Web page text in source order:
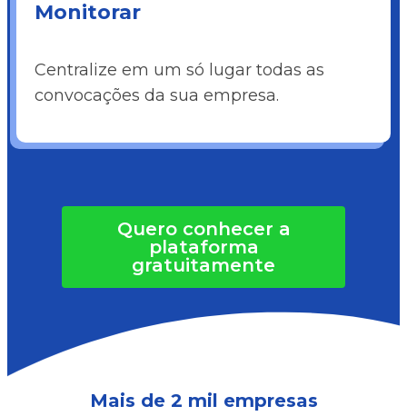
Monitorar
Centralize em um só lugar todas as
convocações da sua empresa.
Quero conhecer a
plataforma
gratuitamente
Mais de 2 mil empresas